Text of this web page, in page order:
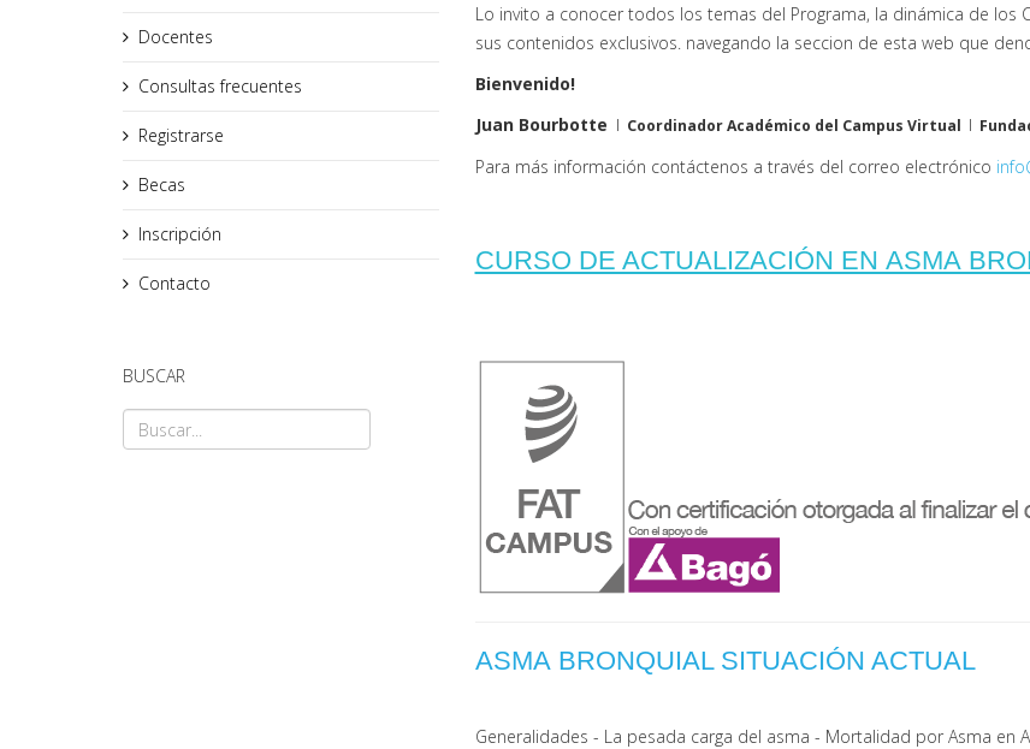
Docentes
Consultas frecuentes
Registrarse
Becas
Inscripción
Contacto
BUSCAR
Lo invito a conocer todos los temas del Programa, la dinámica de los
sus contenidos exclusivos. navegando la seccion de esta web que
Bienvenido!
Juan Bourbotte l Coordinador Académico del Campus Virtual l
Para más información contáctenos a través del correo electrónico
CURSO DE ACTUALIZACIÓN EN ASMA
ASMA BRONQUIAL SITUACIÓN ACTUAL
Generalidades - La pesada carga del asma - Mortalidad por Asma en